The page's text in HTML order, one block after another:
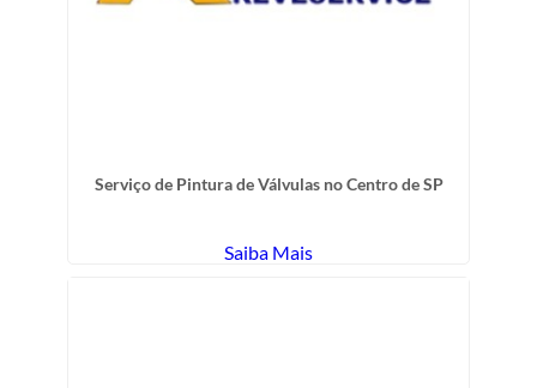
Serviço de Pintura de Válvulas no Centro de SP
Saiba Mais